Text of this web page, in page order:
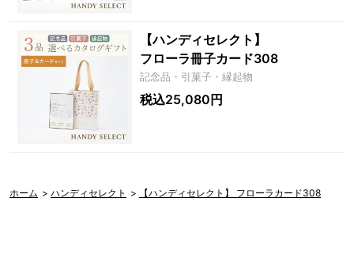
【ハンディセレクト】
フローラ冊子カード308
記念品・引菓子・縁起物
税込25,080円
ホーム > ハンディセレクト > 【ハンディセレクト】 フローラカード308